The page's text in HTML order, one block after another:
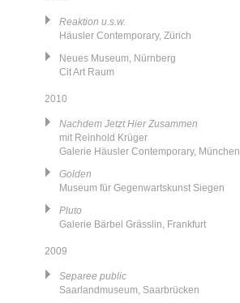
Reaktion u.s.w.
Häusler Contemporary, Zürich
Neues Museum, Nürnberg
Cit Art Raum
2010
Nachdem Jetzt Hier Zusammen
mit Reinhold Krüger
Galerie Häusler Contemporary, München
Golden
Museum für Gegenwartskunst Siegen
Pluto
Galerie Bärbel Grässlin, Frankfurt
2009
Separee public
Saarlandmuseum, Saarbrücken